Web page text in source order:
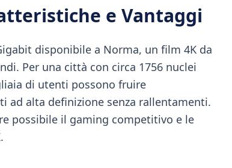
e Vantaggi
disponibile a Norma, un film 4K da
Per una città con circa 1756 nuclei
di utenti possono fruire
ad alta definizione senza rallentamenti.
possibile il gaming competitivo e le